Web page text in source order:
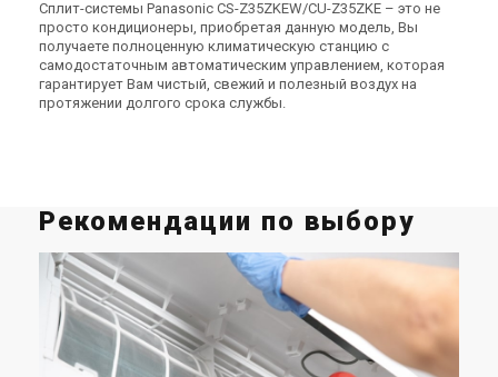
Сплит-системы Panasonic CS-Z35ZKEW/CU-Z35ZKE – это не
просто кондиционеры, приобретая данную модель, Вы
получаете полноценную климатическую станцию с
самодостаточным автоматическим управлением, которая
гарантирует Вам чистый, свежий и полезный воздух на
протяжении долгого срока службы.
Рекомендации по выбору